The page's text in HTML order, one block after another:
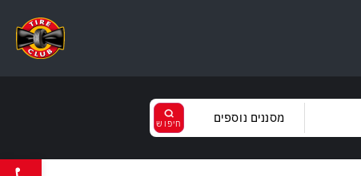
פתח
מסננים נוספים